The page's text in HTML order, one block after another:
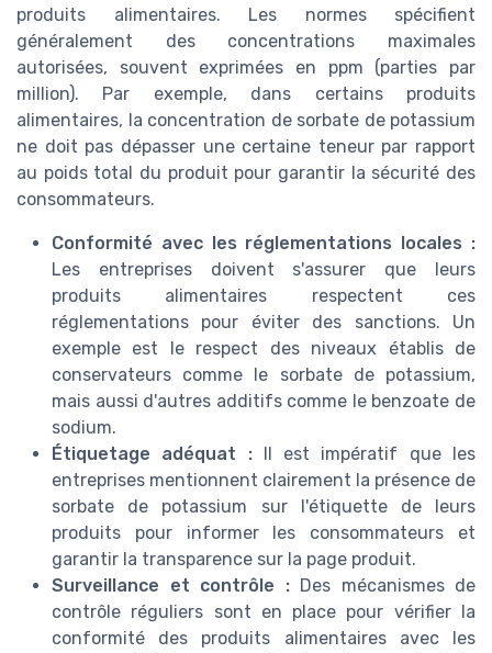
produits alimentaires. Les normes spécifient
généralement des concentrations maximales
autorisées, souvent exprimées en ppm (parties par
million). Par exemple, dans certains produits
alimentaires, la concentration de sorbate de potassium
ne doit pas dépasser une certaine teneur par rapport
au poids total du produit pour garantir la sécurité des
consommateurs.
Conformité avec les réglementations locales :
Les entreprises doivent s'assurer que leurs
produits alimentaires respectent ces
réglementations pour éviter des sanctions. Un
exemple est le respect des niveaux établis de
conservateurs comme le sorbate de potassium,
mais aussi d'autres additifs comme le benzoate de
sodium.
Étiquetage adéquat :Il est impératif que les
entreprises mentionnent clairement la présence de
sorbate de potassium sur l'étiquette de leurs
produits pour informer les consommateurs et
garantir la transparence sur la page produit.
Surveillance et contrôle :Des mécanismes de
contrôle réguliers sont en place pour vérifier la
conformité des produits alimentaires avec les